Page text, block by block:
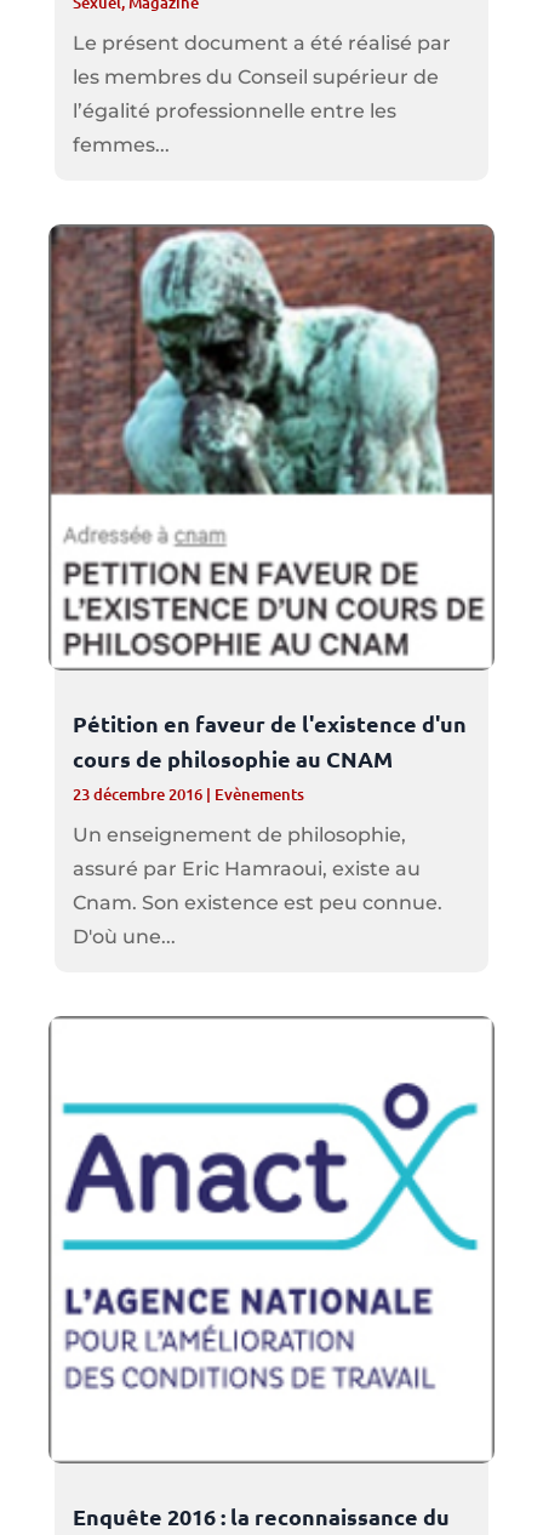
Le présent document a été réalisé par
les membres du Conseil supérieur de
l’égalité professionnelle entre les
femmes...
Pétition en faveur de l'existence d'un
cours de philosophie au CNAM
23 décembre 2016| Evènements
Un enseignement de philosophie,
assuré par Eric Hamraoui, existe au
Cnam. Son existence est peu connue.
D'où une...
Enquête 2016 : la reconnaissance du